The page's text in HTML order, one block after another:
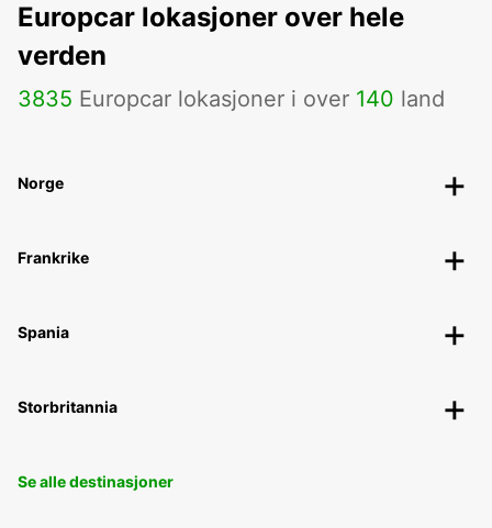
Europcar lokasjoner over hele
verden
3835 Europcar lokasjoner i over 140 land
Norge
Frankrike
Spania
Storbritannia
Se alle destinasjoner